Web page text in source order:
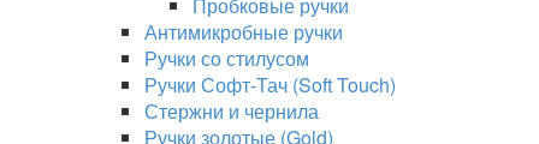
Антимикробные ручки
Ручки со стилусом
Ручки Софт-Тач (Soft Touch)
Стержни и чернила
Ручки золотые (Gold)